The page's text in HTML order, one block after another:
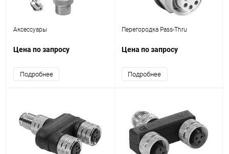
Аксессуары
Цена по запросу
Подробнее
Перегородка Pass-Thru
Цена по запросу
Подробнее